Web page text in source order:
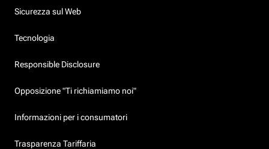
Sicurezza sul Web
Tecnologia
Responsible Disclosure
Opposizione "Ti richiamiamo noi"
Informazioni per i consumatori
Trasparenza Tariffaria